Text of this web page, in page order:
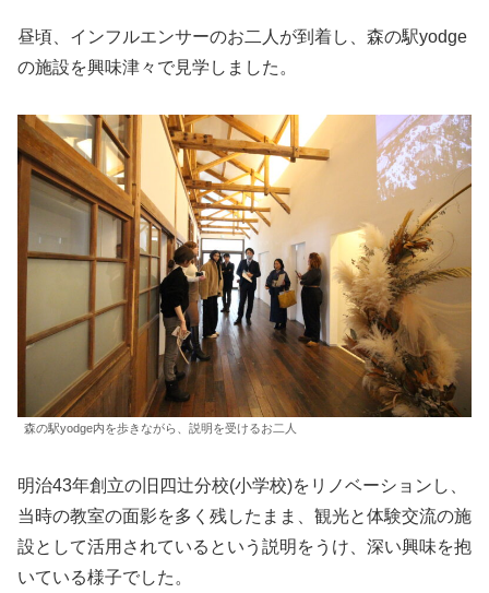
昼頃、インフルエンサーのお二人が到着し、森の駅yodge
の施設を興味津々で見学しました。
森の駅yodge内を歩きながら、説明を受けるお二人
明治43年創立の旧四辻分校(小学校)をリノベーションし、
当時の教室の面影を多く残したまま、観光と体験交流の施
設として活用されているという説明をうけ、深い興味を抱
いている様子でした。